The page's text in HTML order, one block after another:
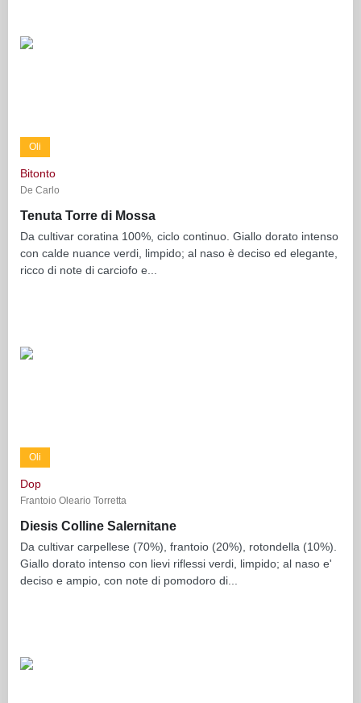
Oli
Bitonto
De Carlo
Tenuta Torre di Mossa
Da cultivar coratina 100%, ciclo continuo. Giallo dorato intenso
con calde nuance verdi, limpido; al naso è deciso ed elegante,
ricco di note di carciofo e...
Oli
Dop
Frantoio Oleario Torretta
Diesis Colline Salernitane
Da cultivar carpellese (70%), frantoio (20%), rotondella (10%).
Giallo dorato intenso con lievi riflessi verdi, limpido; al naso e'
deciso e ampio, con note di pomodoro di...